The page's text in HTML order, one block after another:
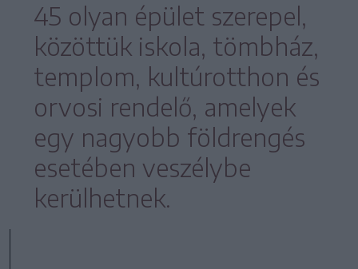
45 olyan épület szerepel,
közöttük iskola, tömbház,
templom, kultúrotthon és
orvosi rendelő, amelyek
egy nagyobb földrengés
esetében veszélybe
kerülhetnek.